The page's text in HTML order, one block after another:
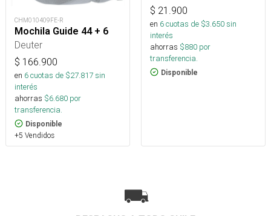
CHM010409FE-R
Mochila Guide 44 + 6
Deuter
$ 166.900
en 6cuotas de $27.817sin
interés
ahorras $6.680 por
transferencia.
Disponible
+5 Vendidos
$ 21.900
en 6cuotas de $3.650sin
interés
ahorras $880 por
transferencia.
Disponible